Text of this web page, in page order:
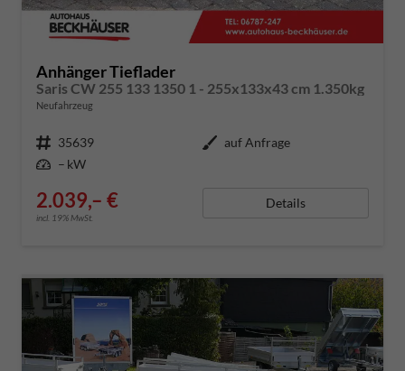
Anhänger Tieflader
Saris CW 255 133 1350 1 - 255x133x43 cm 1.350kg
Neufahrzeug
Fahrzeugnummer 35639 Außenfarbe auf Anfrage
Leistung – kW
2.039,– €
incl. 19% MwSt.
Details